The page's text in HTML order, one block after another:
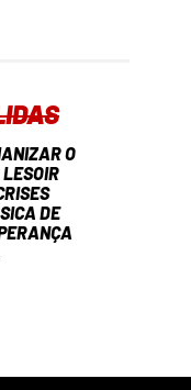
O
DE